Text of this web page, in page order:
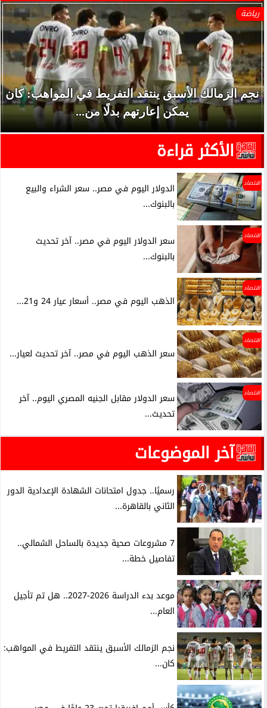
رياضة
نجم الزمالك الأسبق ينتقد التفريط في المواهب: كان
يمكن إعارتهم بدلًا من...
الأكثر قراءة
اقتصاد
الدولار اليوم في مصر.. سعر الشراء والبيع
بالبنوك...
اقتصاد
سعر الدولار اليوم في مصر.. آخر تحديث
بالبنوك...
اقتصاد
الذهب اليوم في مصر.. أسعار عيار 24 و21...
اقتصاد
سعر الذهب اليوم في مصر.. آخر تحديث لعيار...
اقتصاد
سعر الدولار مقابل الجنيه المصري اليوم.. آخر
تحديث...
آخر الموضوعات
رسميًا.. جدول امتحانات الشهادة الإعدادية الدور
الثاني بالقاهرة...
7 مشروعات صحية جديدة بالساحل الشمالي..
تفاصيل خطة...
موعد بدء الدراسة 2026-2027.. هل تم تأجيل
العام...
نجم الزمالك الأسبق ينتقد التفريط في المواهب:
كان...